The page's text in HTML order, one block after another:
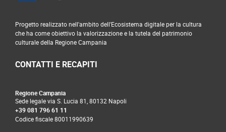
Progetto realizzato nell'ambito dell'Ecosistema digitale per la cultura
che ha come obiettivo la valorizzazione e la tutela del patrimonio
culturale della Regione Campania
CONTATTI E RECAPITI
Regione Campania
Sede legale via S. Lucia 81, 80132 Napoli
+39 081 796 61 11
Codice fiscale 80011990639